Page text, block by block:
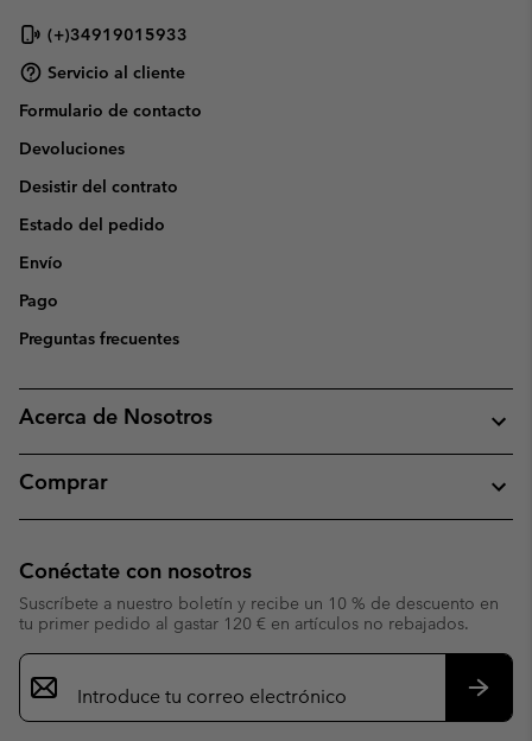
(+)34919015933
Servicio al cliente
Formulario de contacto
Devoluciones
Desistir del contrato
Estado del pedido
Envío
Pago
Preguntas frecuentes
Acerca de Nosotros
Comprar
Conéctate con nosotros
Suscríbete a nuestro boletín y recibe un 10 % de descuento en
tu primer pedido al gastar 120 € en artículos no rebajados.
Suscripción
de
correo